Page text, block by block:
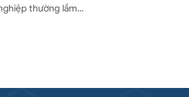
thường lầm…